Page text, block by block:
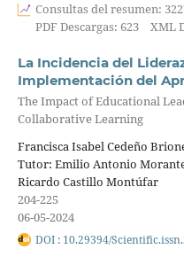
Consultas del resumen:
PDF Descargas: 623
XML
La Incidencia del
Implementación del
The Impact of Educational
Collaborative Learning
Francisca Isabel Cedeño
Tutor: Emilio Antonio
Ricardo Castillo Montúfar
204-225
06-05-2024
DOI : 10.29394/